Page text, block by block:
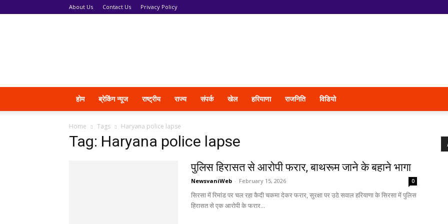
About Us Contact Us Privacy Policy
होम ब्रेकिंग न्यूज राष्ट्रीय राज्य संपर्क खेल हरियाणा राजनिति विडियो
Home Tags Haryana police lapse
Tag: Haryana police lapse
पुलिस हिरासत से आरोपी फरार, बाथरूम जाने के बहाने भागा
NewsvaniWeb - February 15, 2026 0
सिरसा में रिमांड पर चल रहा कैदी चकमा देकर फरार, सुरक्षा पर उठे सवाल हरियाणा के सिरसा में पुलिस
हिरासत से एक आरोपी के फरार...